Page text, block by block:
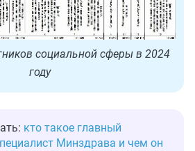
социальной сферы в 2024
году
кто такое главный
Минздрава и чем он